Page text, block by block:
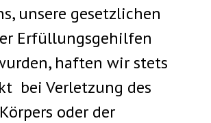
unsere gesetzlichen
Erfüllungsgehilfen
haften wir stets
bei Verletzung des
oder der